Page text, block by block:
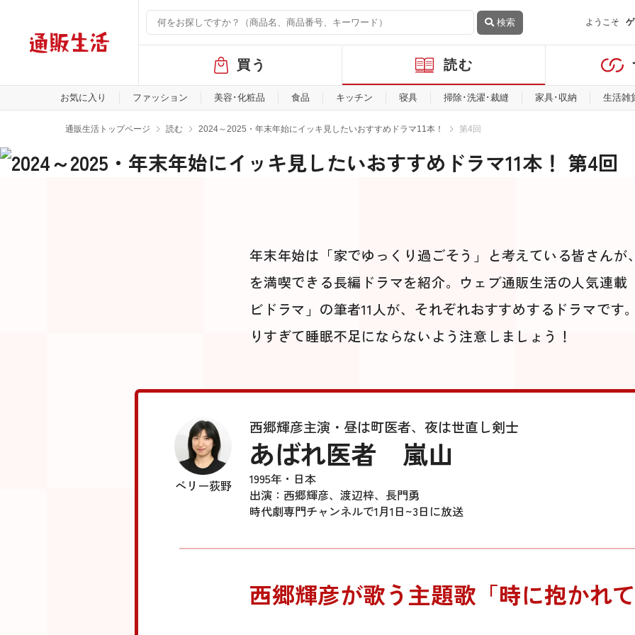
検索 ようこそ
バ
ル
メ
ュ
ー
買う 読む
お気に入り ファッション 美容･化粧品 食品 キッチン 寝具 掃除･洗濯･裁縫 家具･収納 生活雑
通販生活トップページ 読む 2024～2025・年末年始にイッキ見したいおすすめドラマ11本！ 第4回
年末年始は「家でゆっくり過ごそう」と考えている皆さんが
を満喫できる長編ドラマを紹介。ウェブ通販生活の人気連載
ビドラマ」の筆者11人が、それぞれおすすめするドラマです
りすぎて睡眠不足にならないよう注意しましょう！
ペリー荻野
西郷輝彦主演・昼は町医者、夜は世直し剣士
あばれ医者 嵐山
1995年・日本
出演：西郷輝彦、渡辺梓、長門勇
時代劇専門チャンネルで1月1日~3日に放送
西郷輝彦が歌う主題歌「時に抱かれ